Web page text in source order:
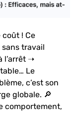
! Ce
travail
l’arrêt ➝
Le
c’est son
globale. 🔎
comportement,